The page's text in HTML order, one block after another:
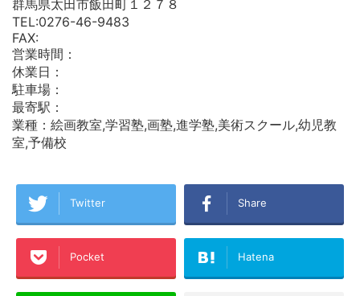
群馬県太田市飯田町１２７８
TEL:0276-46-9483
FAX:
営業時間：
休業日：
駐車場：
最寄駅：
業種：絵画教室,学習塾,画塾,進学塾,美術スクール,幼児教
室,予備校
Twitter Share
Pocket Hatena